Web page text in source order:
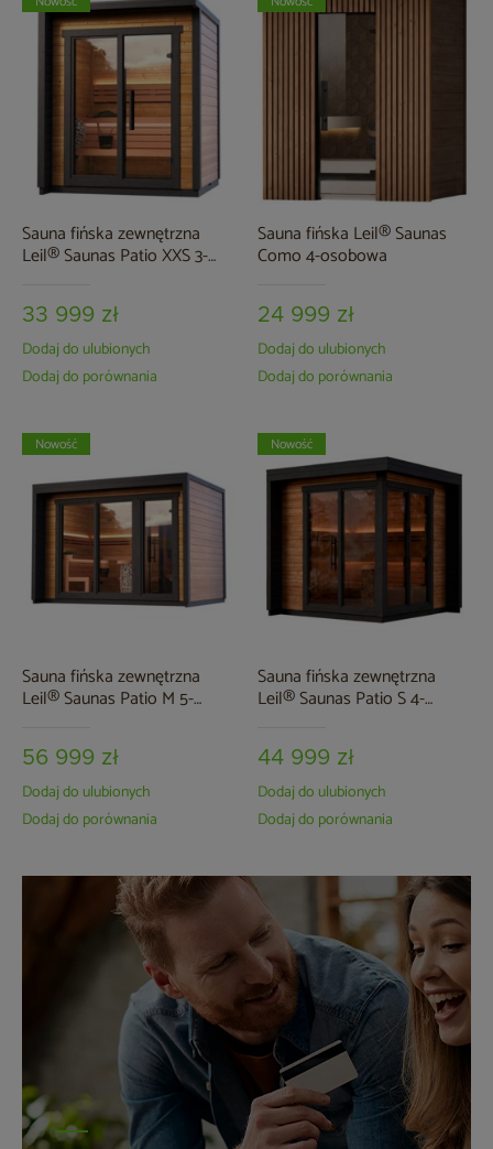
Sauna fińska zewnętrzna
Leil® Saunas Patio XXS 3-
33 999 zł
Dodaj do ulubionych
Dodaj do porównania
Sauna fińska Leil® Saunas
Como 4-osobowa
24 999 zł
Dodaj do ulubionych
Dodaj do porównania
Sauna fińska zewnętrzna
Leil® Saunas Patio M 5-
56 999 zł
Nowość
Dodaj do ulubionych
Dodaj do porównania
Sauna fińska zewnętrzna
Leil® Saunas Patio S 4-
44 999 zł
Nowość
Dodaj do ulubionych
Dodaj do porównania